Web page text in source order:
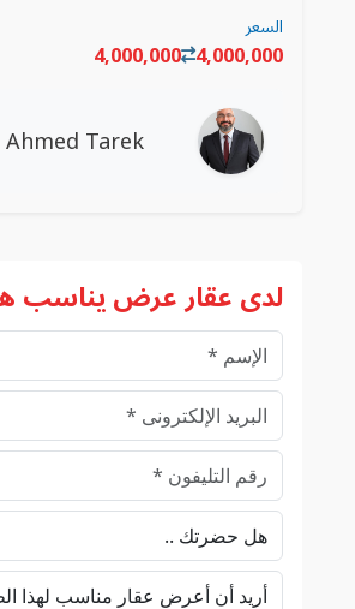
السعر
4,000,000
4,000,000
Ahmed Tarek
لدى عقار عرض يناسب